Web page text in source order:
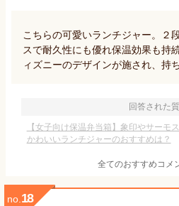
こちらの可愛いランチジャー。２
スで耐久性にも優れ保温効果も持
ィズニーのデザインが施され、持
回答された
【女子向け保温弁当箱】象印やサーモ
かわいいランチジャーのおすすめは？
全てのおすすめコメ
no. 18